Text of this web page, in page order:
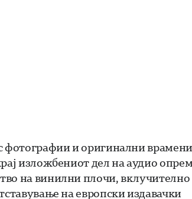
фотографии и оригинални врамени
изложбениот дел на аудио
на винилни плочи,
на европски издавачки